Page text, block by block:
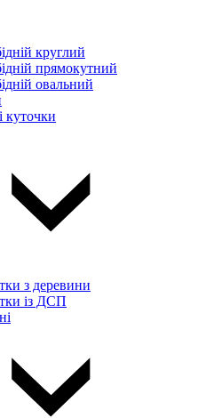
круглий
прямокутний
овальний
куточки
з деревини
із ДСП